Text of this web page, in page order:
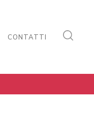
CONTATTI